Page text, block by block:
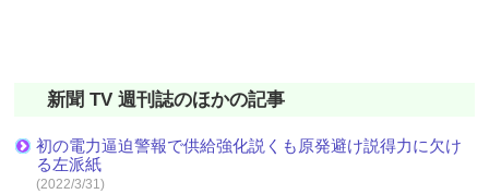
新聞 TV 週刊誌のほかの記事
初の電力逼迫警報で供給強化説くも原発避け説得力に欠け
る左派紙
(2022/3/31)